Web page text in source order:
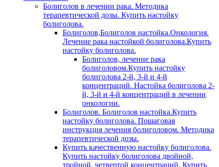
Болиголов в лечении рака. Методика
терапевтической дозы. Купить настойку
болиголова.
Болиголов,Болиголов настойка.Онкология.
Лечение рака настойкой болиголова.Купить
настойку болиголова.
Болиголов, лечение рака
болиголовом.Купить настойку
болиголова 2-й, 3-й и 4-й
концентраций. Настойка болиголова 2-
й, 3-й и 4-й концентраций в лечении
онкологии.
Болиголов. Болиголов настойка.Купить
настойку болиголова. Пошаговая
инструкция лечения болиголовом. Методика
терапевтической дозы.
Купить качественную настойку болиголова.
Купить настойку болиголова двойной,
тройной, четвертой концентраций. Купить